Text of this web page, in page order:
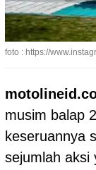
foto : https://
musim balap
keseruannya
sejumlah aksi